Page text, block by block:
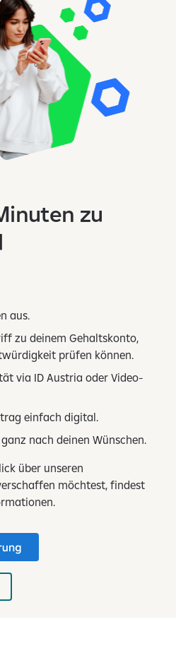
zu
aus.
zu deinem Gehaltskonto,
prüfen können.
via ID Austria oder Video-
einfach digital.
nach deinen Wünschen.
über unseren
möchtest, findest